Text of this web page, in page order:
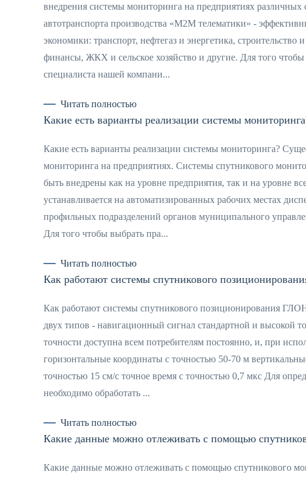
внедрения системы мониторинга на предприятиях
автотранспорта производства «М2М телематики» -
экономики: транспорт, нефтегаз и энергетика,
финансы, ЖКХ и сельское хозяйство и другие. Для того
специалиста нашей компани...
Читать полностью
Какие есть варианты реализации системы
Какие есть варианты реализации системы мониторинга?
мониторинга на предприятиях. Системы спутникового
быть внедрены как на уровне предприятия, так и на уровне
устанавливается на автоматизированных рабочих местах
профильных подразделений органов муниципального
Для того чтобы выбрать пра...
Читать полностью
Как работают системы спутникового
Как работают системы спутникового позиционирования
двух типов - навигационный сигнал стандартной и высокой
точности доступна всем потребителям постоянно, и, при
горизонтальные координаты с точностью 50-70 м
точностью 15 см/с точное время с точностью 0,7 мкс Для
необходимо обработать ...
Читать полностью
Какие данные можно отлеживать с помощью
Какие данные можно отлеживать с помощью спутникового